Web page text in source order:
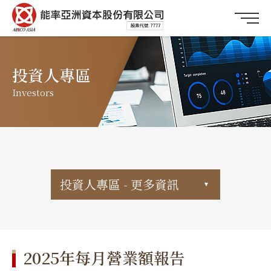
投資人專區
Investors
投資人專區 - 更多資訊
2025年每月營業額報告